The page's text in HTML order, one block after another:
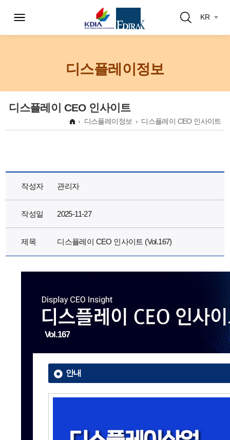
KR
디스플레이정보
디스플레이 CEO 인사이트
디스플레이정보 디스플레이 CEO 인사이트
작성자 관리자
작성일 2025-11-27
제목 디스플레이 CEO 인사이트 (Vol.167)
Vol.167
안내